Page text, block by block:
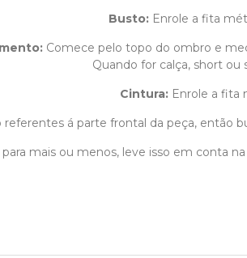
Busto: Enrole a fita
: Comece pelo topo do ombro e
Quando for calça, short ou
Cintura: Enrole a fita
referentes á parte frontal da peça, então
mais ou menos, leve isso em conta